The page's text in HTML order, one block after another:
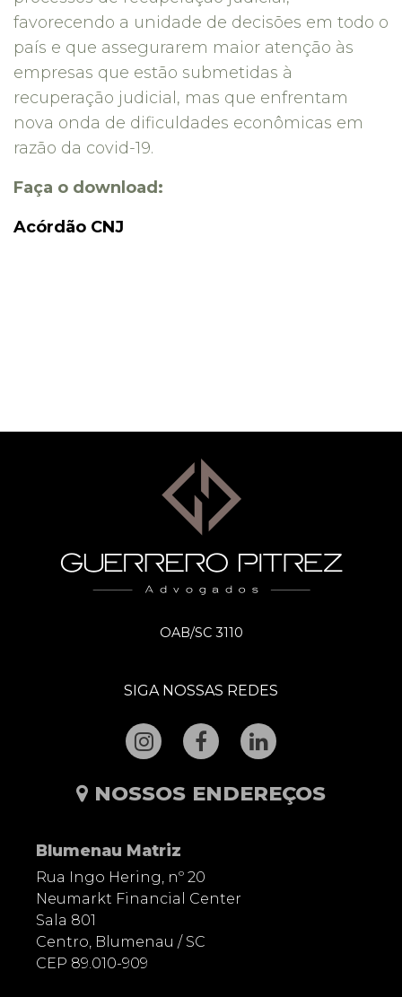
favorecendo a unidade de decisões em todo o
país e que assegurarem maior atenção às
empresas que estão submetidas à
recuperação judicial, mas que enfrentam
nova onda de dificuldades econômicas em
razão da covid-19.
Faça o download:
Acórdão CNJ
OAB/SC 3110
SIGA NOSSAS REDES
NOSSOS ENDEREÇOS
Blumenau Matriz
Rua Ingo Hering, nº 20
Neumarkt Financial Center
Sala 801
Centro, Blumenau / SC
CEP 89.010-909